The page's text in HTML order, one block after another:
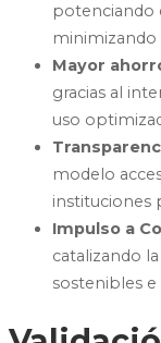
potenciando
minimizando
Mayor
gracias al
uso
modelo
instituciones
Impulso a
catalizando
sostenibles